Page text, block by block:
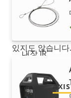
성
명
속
성
원격 포커스
원격 줌
내장 IR
로컬 스토리
롯)
새로운 5년 보
을 관리하게 됩
있지도 않습니